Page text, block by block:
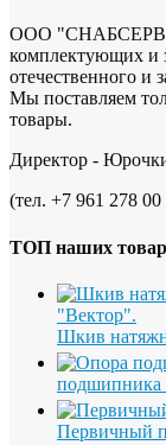
ООО
комплектующих и
отечественного и
Мы поставляем
товары.
Директор -
(тел. +7 961 278
ТОП наших
Шкив
Первичный